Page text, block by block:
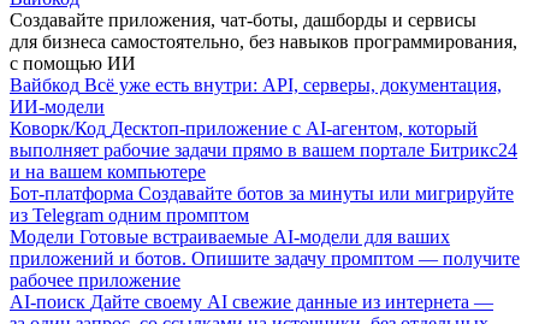
Создавайте приложения, чат-боты, дашборды и сервисы
для бизнеса самостоятельно, без навыков программирования,
с помощью ИИ
Вайбкод Всё уже есть внутри: API, серверы, документация,
ИИ-модели
Коворк/Код Десктоп-приложение с AI-агентом, который
выполняет рабочие задачи прямо в вашем портале Битрикс24
и на вашем компьютере
Бот-платформа Создавайте ботов за минуты или мигрируйте
из Telegram одним промптом
Модели Готовые встраиваемые AI-модели для ваших
приложений и ботов. Опишите задачу промптом — получите
рабочее приложение
AI-поиск Дайте своему AI свежие данные из интернета —